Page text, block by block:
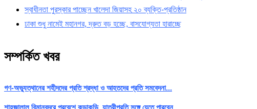
স্বাধীনতা পুরস্কার পাচ্ছেন খালেদা জিয়াসহ ২০ ব্যক্তি-প্রতিষ্ঠান
ঢাকা শুধু নামেই মহানগর, দ্রুত বড় হচ্ছে, বাসযোগ্যতা হারাচ্ছে
সম্পর্কিত খবর
গণ-অভ্যুত্থানের শহীদদের প্রতি শ্রদ্ধা ও আহতদের প্রতি সমবেদনা...